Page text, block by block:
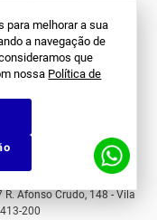
para melhorar a sua
a navegação de
que
nossa Política de
Afonso Crudo, 148 - Vila
200